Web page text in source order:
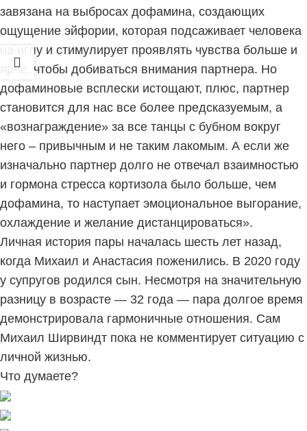
завязана на выбросах дофамина, создающих
ощущение эйфории, которая подсаживает человека
на иглу и стимулирует проявлять чувства больше и
ярче, чтобы добиваться внимания партнера. Но
дофаминовые всплески истощают, плюс, партнер
становится для нас все более предсказуемым, а
«вознаграждение» за все танцы с бубном вокруг
него – привычным и не таким лакомым. А если же
изначально партнер долго не отвечал взаимностью
и гормона стресса кортизола было больше, чем
дофамина, то наступает эмоциональное выгорание,
охлаждение и желание дистанцироваться».
Личная история пары началась шесть лет назад,
когда Михаил и Анастасия поженились. В 2020 году
у супругов родился сын. Несмотря на значительную
разницу в возрасте — 32 года — пара долгое время
демонстрировала гармоничные отношения. Сам
Михаил Ширвиндт пока не комментирует ситуацию с
личной жизнью.
Что думаете?